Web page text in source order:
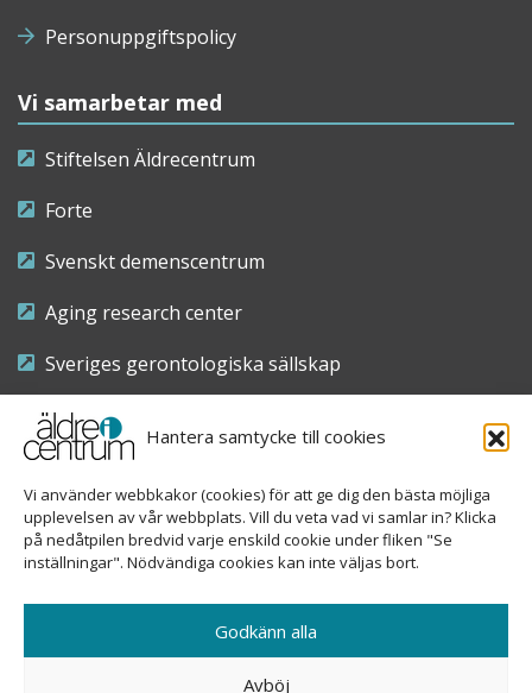
Hantera samtycke till cookies
Vi använder webbkakor (cookies) för att ge dig den bästa möjliga
upplevelsen av vår webbplats. Vill du veta vad vi samlar in? Klicka
på nedåtpilen bredvid varje enskild cookie under fliken "Se
inställningar". Nödvändiga cookies kan inte väljas bort.
Godkänn alla
Avböj
Personuppgiftspolicy
Vi samarbetar med
Stiftelsen Äldrecentrum
Forte
Svenskt demenscentrum
Aging research center
Sveriges gerontologiska sällskap
Riksföreningen för sjuksköterskor inom äldre- och
demensvård
Nationellt kompetenscentrum anhöriga
Sveavägen 155, 113 46 Stockholm